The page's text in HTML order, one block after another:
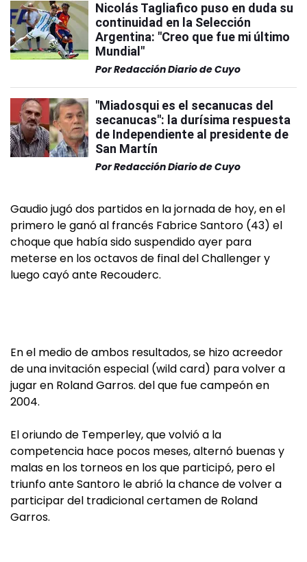
Nicolás Tagliafico puso en duda su
continuidad en la Selección
Argentina: "Creo que fue mi último
Mundial"
PorRedacción Diario de Cuyo
"Miadosqui es el secanucas del
secanucas": la durísima respuesta
de Independiente al presidente de
San Martín
PorRedacción Diario de Cuyo
Gaudio jugó dos partidos en la jornada de hoy, en el
primero le ganó al francés Fabrice Santoro (43) el
choque que había sido suspendido ayer para
meterse en los octavos de final del Challenger y
luego cayó ante Recouderc.
En el medio de ambos resultados, se hizo acreedor
de una invitación especial (wild card) para volver a
jugar en Roland Garros. del que fue campeón en
2004.
El oriundo de Temperley, que volvió a la
competencia hace pocos meses, alternó buenas y
malas en los torneos en los que participó, pero el
triunfo ante Santoro le abrió la chance de volver a
participar del tradicional certamen de Roland
Garros.